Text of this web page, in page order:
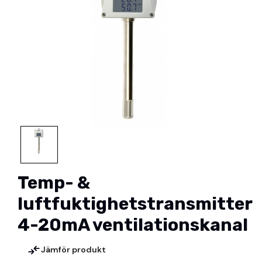
Temp- &
luftfuktighetstransmitter
4-20mA ventilationskanal
Jämför produkt